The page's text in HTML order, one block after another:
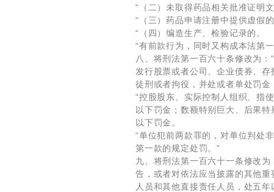
“（二）未取得药品相关批准证明
“（三）药品申请注册中提供虚假
“（四）编造生产、检验记录的。
“有前款行为，同时又构成本法第
八、将刑法第一百六十条修改为
发行股票或者公司、企业债券、
徒刑或者拘役，并处或者单处罚
“控股股东、实际控制人组织、指
以下罚金；数额特别巨大、后果
以下罚金。
“单位犯前两款罪的，对单位判处
第一款的规定处罚。”
九、将刑法第一百六十一条修改
告，或者对依法应当披露的其他
人员和其他直接责任人员，处五